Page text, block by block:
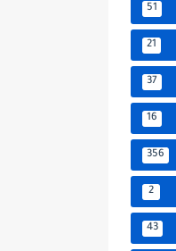
51
21
37
16
356
2
43